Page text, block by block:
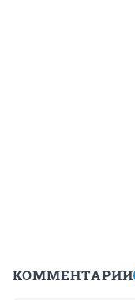
КОММЕНТАРИИ